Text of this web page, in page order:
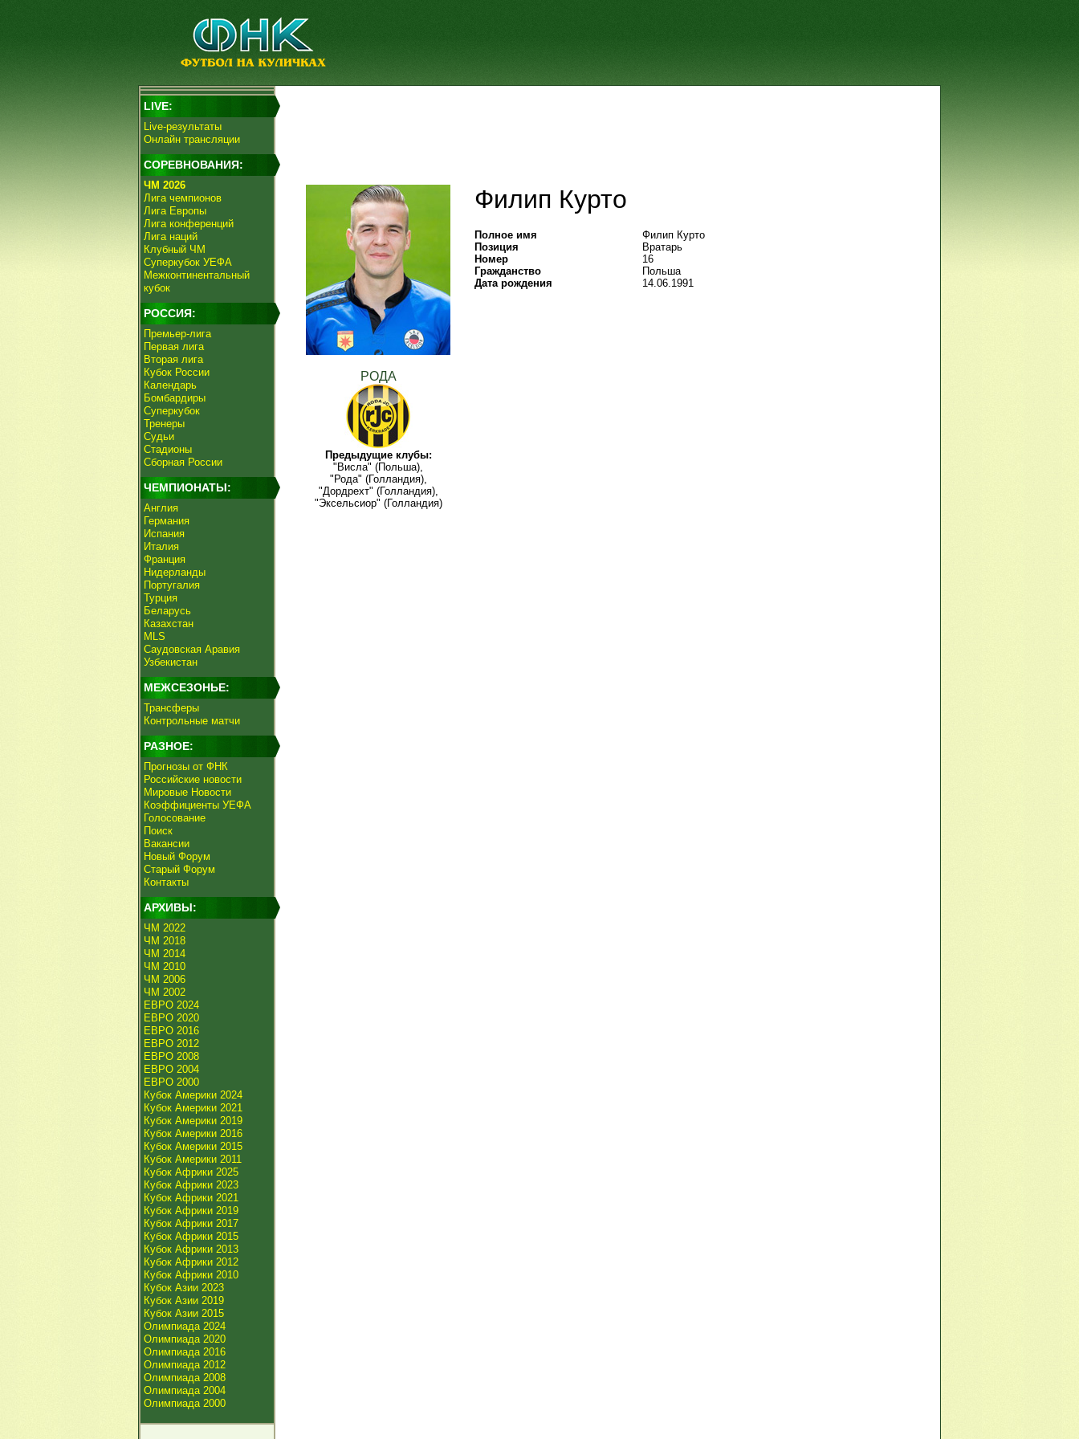
LIVE:
Live-результаты
Онлайн трансляции
СОРЕВНОВАНИЯ:
ЧМ 2026
Лига чемпионов
Лига Европы
Лига конференций
Лига наций
Клубный ЧМ
Суперкубок УЕФА
Межконтинентальный
кубок
РОССИЯ:
Премьер-лига
Первая лига
Вторая лига
Кубок России
Календарь
Бомбардиры
Суперкубок
Тренеры
Судьи
Стадионы
Сборная России
ЧЕМПИОНАТЫ:
Англия
Германия
Испания
Италия
Франция
Нидерланды
Португалия
Турция
Беларусь
Казахстан
MLS
Саудовская Аравия
Узбекистан
МЕЖСЕЗОНЬЕ:
Трансферы
Контрольные матчи
РАЗНОЕ:
Прогнозы от ФНК
Российские новости
Мировые Новости
Коэффициенты УЕФА
Голосование
Поиск
Вакансии
Новый Форум
Старый Форум
Контакты
АРХИВЫ:
ЧМ 2022
ЧМ 2018
ЧМ 2014
ЧМ 2010
ЧМ 2006
ЧМ 2002
ЕВРО 2024
ЕВРО 2020
ЕВРО 2016
ЕВРО 2012
ЕВРО 2008
ЕВРО 2004
ЕВРО 2000
Кубок Америки 2024
Кубок Америки 2021
Кубок Америки 2019
Кубок Америки 2016
Кубок Америки 2015
Кубок Америки 2011
Кубок Африки 2025
Кубок Африки 2023
Кубок Африки 2021
Кубок Африки 2019
Кубок Африки 2017
Кубок Африки 2015
Кубок Африки 2013
Кубок Африки 2012
Кубок Африки 2010
Кубок Азии 2023
Кубок Азии 2019
Кубок Азии 2015
Олимпиада 2024
Олимпиада 2020
Олимпиада 2016
Олимпиада 2012
Олимпиада 2008
Олимпиада 2004
Олимпиада 2000
РОДА
Предыдущие клубы:
"Висла" (Польша),
"Рода" (Голландия),
"Дордрехт" (Голландия),
"Эксельсиор" (Голландия)
Филип Курто
Полное имя
Филип Курто
Позиция
Вратарь
Номер
16
Гражданство
Польша
Дата рождения
14.06.1991